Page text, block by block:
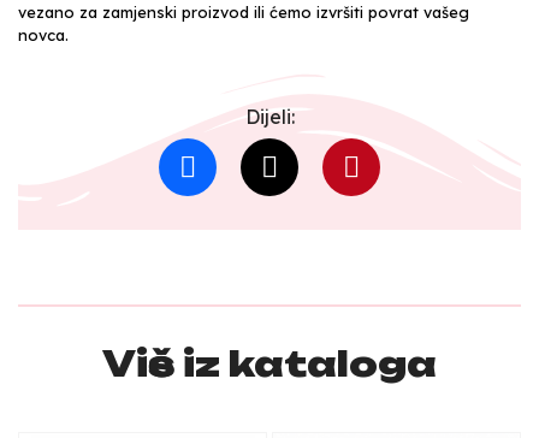
vezano za zamjenski proizvod ili ćemo izvršiti povrat vašeg
novca.
Dijeli:
Više iz kataloga